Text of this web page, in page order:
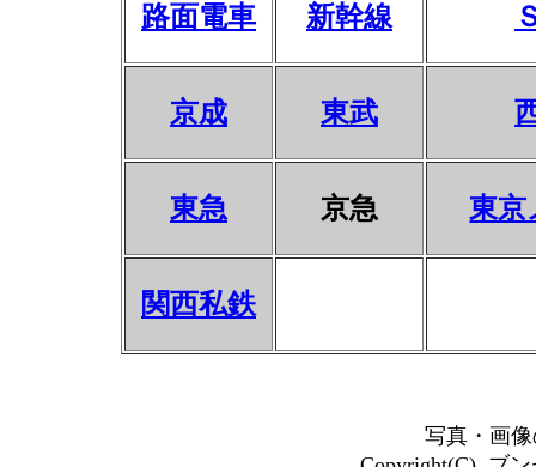
路面電車 新幹線
京成 東武
東急 京急 東京
関西私鉄
写真・画